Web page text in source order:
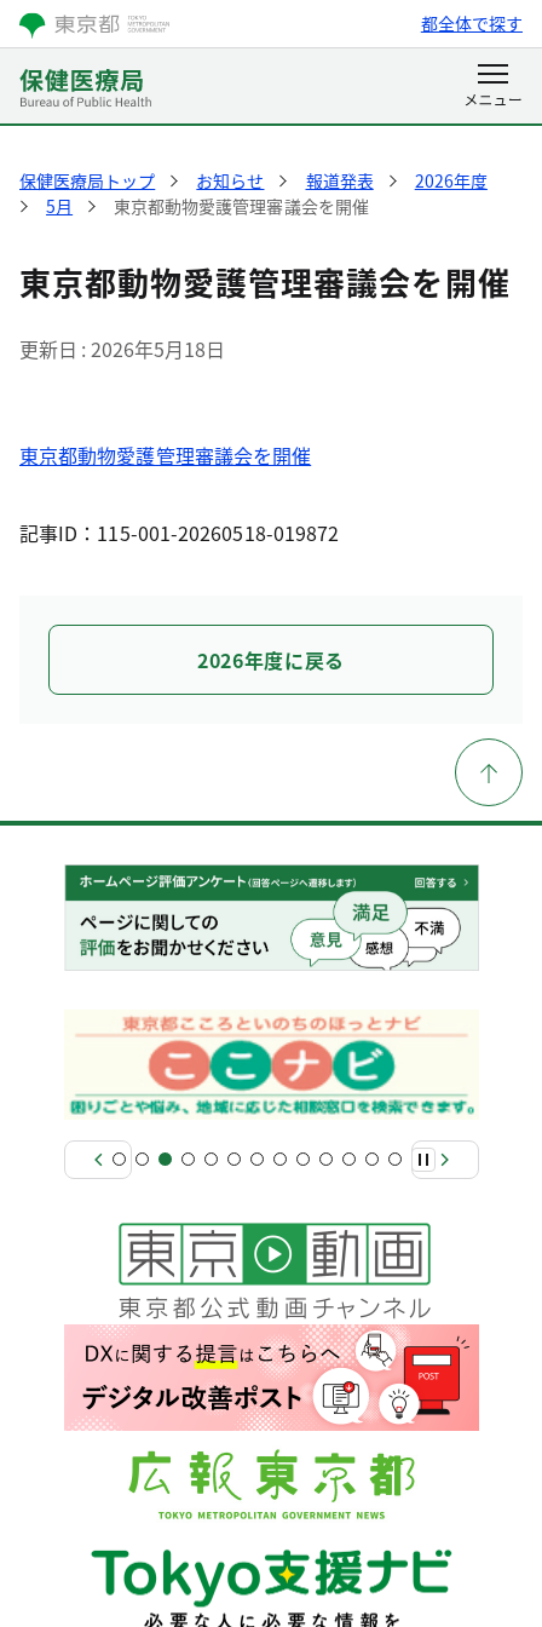
都全体で探す
保健医療局トップ お知らせ 報道発表
2026年度
5月
東京都動物愛護管理審議会を開催
東京都動物愛護管理審議会を開催
更新日 2026年5月18日
東京都動物愛護管理審議会を開催
記事ID：115-001-20260518-019872
2026年度に戻る